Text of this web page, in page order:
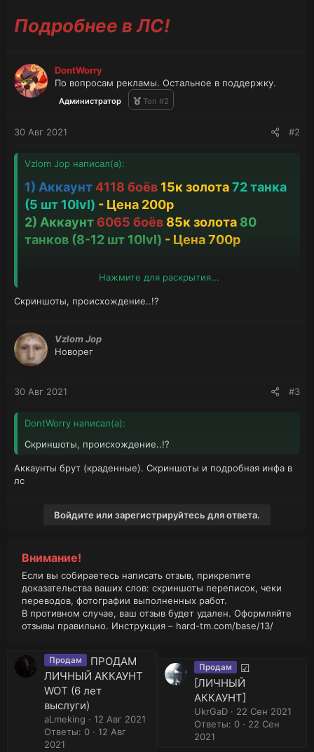
Подробнее в ЛС!
DontWorry
По вопросам рекламы. Остальное в поддержку.
Администратор Топ #2
30 Авг 2021 #2
Vzlom Jop написал(а):
1) Аккаунт 4118 боёв 15к золота72 танка
(5 шт 10lvl) - Цена 200р
2) Аккаунт 6065 боёв 85к золота 80
танков (8-12 шт 10lvl) - Цена 700р
Подобных аккаунтов World Of
tanks у меня множество.
Uplay Steam и Origin так же по
хорошей цене.
Нажмите для раскрытия...
Скриншоты, происхождение..!?
Vzlom Jop
Новорег
30 Авг 2021 #3
DontWorry написал(а):
Скриншоты, происхождение..!?
Аккаунты брут (краденные). Скриншоты и подробная инфа в
лс
Войдите или зарегистрируйтесь для ответа.
Внимание!
Если вы собираетесь написать отзыв, прикрепите
доказательства ваших слов: скриншоты переписок, чеки
переводов, фотографии выполненных работ.
В противном случае, ваш отзыв будет удален. Оформляйте
отзывы правильно. Инструкция – hard-tm.com/base/13/
Продам
ПРОДАМ
ЛИЧНЫЙ АККАУНТ
WOT (6 лет
выслуги)
aLmeking
12 Авг 2021
Ответы: 0
12 Авг
2021
Продам
☑
[ЛИЧНЫЙ
АККАУНТ]
UkrGaD
22 Сен 2021
Ответы: 0
22 Сен
2021